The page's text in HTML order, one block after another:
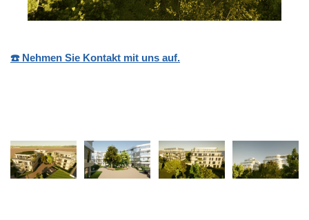
☎️ Nehmen Sie Kontakt mit uns auf.